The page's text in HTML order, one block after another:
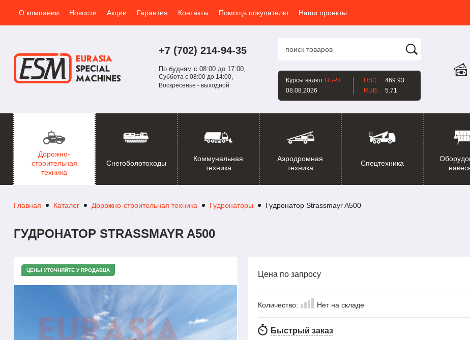
О компании Новости Акции Гарантия Контакты Помощь покупателю Наши проекты
+7 (702) 214-94-35
По будням с 08:00 до 17:00,
Суббота с 08:00 до 14:00,
Воскресенье - выходной
Курсы валют НБРК
08.08.2026
USD:
469.93
RUB:
5.71
Дорожно-
строительная
техника
Снегоболотоходы
Коммунальная
техника
Аэродромная
техника
Спецтехника
Главная Каталог Дорожно-строительная техника Гудронаторы Гудронатор Strassmayr A500
ГУДРОНАТОР STRASSMAYR A500
ЦЕНЫ УТОЧНЯЙТЕ У ПРОДАВЦА Цена по запросу
Количество: Нет на складе
Быстрый заказ